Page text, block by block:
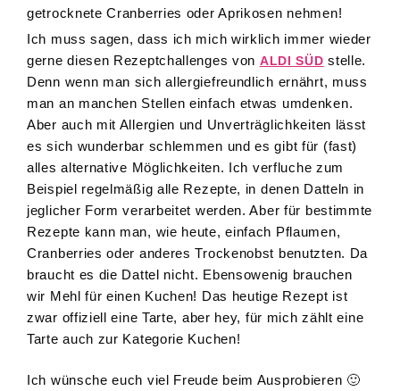
getrocknete Cranberries oder Aprikosen nehmen!
Ich muss sagen, dass ich mich wirklich immer wieder
gerne diesen Rezeptchallenges von ALDI SÜD stelle.
Denn wenn man sich allergiefreundlich ernährt, muss
man an manchen Stellen einfach etwas umdenken.
Aber auch mit Allergien und Unverträglichkeiten lässt
es sich wunderbar schlemmen und es gibt für (fast)
alles alternative Möglichkeiten. Ich verfluche zum
Beispiel regelmäßig alle Rezepte, in denen Datteln in
jeglicher Form verarbeitet werden. Aber für bestimmte
Rezepte kann man, wie heute, einfach Pflaumen,
Cranberries oder anderes Trockenobst benutzten. Da
braucht es die Dattel nicht. Ebensowenig brauchen
wir Mehl für einen Kuchen! Das heutige Rezept ist
zwar offiziell eine Tarte, aber hey, für mich zählt eine
Tarte auch zur Kategorie Kuchen!
Ich wünsche euch viel Freude beim Ausprobieren 🙂